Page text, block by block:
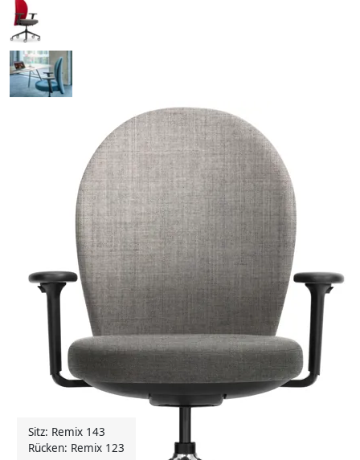
Sitz: Remix 143
Rücken: Remix 123